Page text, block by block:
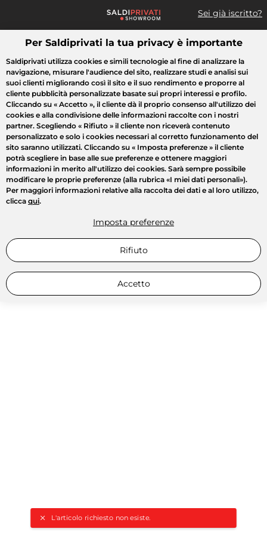
Sei già iscritto?
Cosa cerchi?
L'articolo richiesto non esiste.
Tutte le vendite Moda Casa Bellezza Elettrodomestici
Per Saldiprivati la tua privacy è importante
Saldiprivati utilizza cookies e simili tecnologie al fine di analizzare la
navigazione, misurare l'audience del sito, realizzare studi e analisi sui
suoi clienti migliorando così il sito e il suo rendimento e proporre al
cliente pubblicità personalizzate basate sui propri interessi e profilo.
Cliccando su « Accetto », il cliente dà il proprio consenso all'utilizzo dei
cookies e alla condivisione delle informazioni raccolte con i nostri
partner. Scegliendo « Rifiuto » il cliente non riceverà contenuto
personalizzato e solo i cookies necessari al corretto funzionamento del
sito saranno utilizzati. Cliccando su « Imposta preferenze » il cliente
potrà scegliere in base alle sue preferenze e ottenere maggiori
informazioni in merito all'utilizzo dei cookies. Sarà sempre possibile
modificare le proprie preferenze (alla rubrica «I miei dati personali»).
Per maggiori informazioni relative alla raccolta dei dati e al loro utilizzo,
clicca qui.
Imposta preferenze
Rifiuto
Accetto